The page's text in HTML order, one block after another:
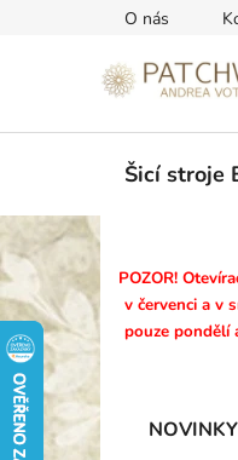
O nás
Šicí stroje
P
o
s
r
POZOR!
v červenci a v
pouze pondělí
Přeskočit
kategorie
K